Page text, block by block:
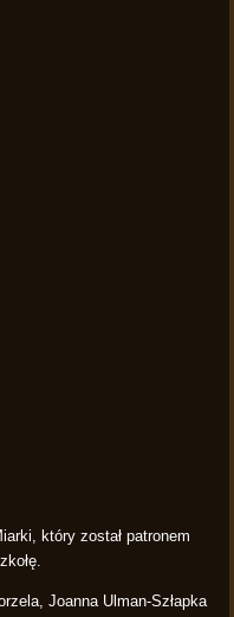
który został patronem
Joanna Ulman-Szłapka